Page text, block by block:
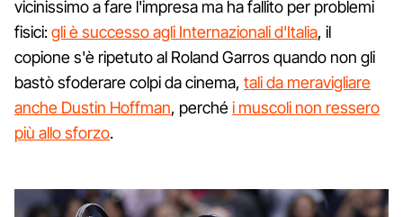
vicinissimo a fare l'impresa ma ha fallito per problemi
fisici:gli è successo agli Internazionali d'Italia, il
copione s'è ripetuto al Roland Garros quando non gli
bastò sfoderare colpi da cinema, tali da meravigliare
anche Dustin Hoffman, perchéi muscoli non ressero
più allo sforzo.